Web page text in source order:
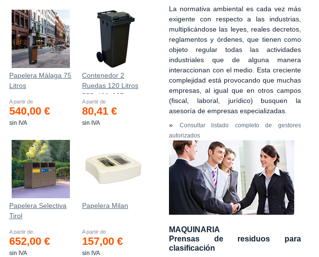
Papelera Málaga 75
Litros
A partir de
540,00 €
sin IVA
Contenedor 2
Ruedas 120 Litros
555х480х937mm
A partir de
80,41 €
sin IVA
Papelera Selectiva
Tirol
A partir de
652,00 €
sin IVA
Papelera Milan
A partir de
157,00 €
sin IVA
La normativa ambiental es cada vez más
exigente con respecto a las industrias,
multiplicándose las leyes, reales decretos,
reglamentos y órdenes, que tienen como
objeto regular todas las actividades
industriales que de alguna manera
interaccionan con el medio. Esta creciente
complejidad está provocando que muchas
empresas, al igual que en otros campos
(fiscal, laboral, jurídico) busquen la
asesoría de empresas especializadas.
» Consultar listado completo de gestores
autorizados
MAQUINARIA
Prensas de residuos para
clasificación